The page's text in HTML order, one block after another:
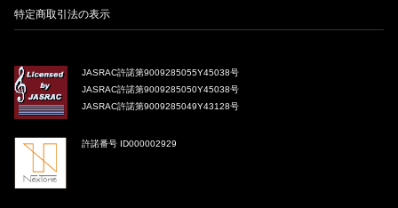
特定商取引法の表示
JASRAC許諾第9009285055Y45038号
JASRAC許諾第9009285050Y45038号
JASRAC許諾第9009285049Y43128号
許諾番号 ID000002929